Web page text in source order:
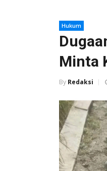
Hukum
Minta
By Redaksi